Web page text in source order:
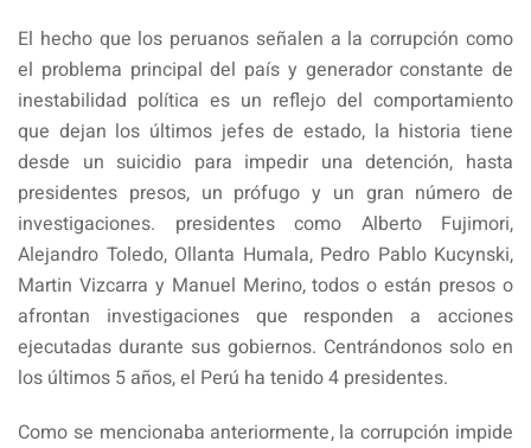
El hecho que los peruanos señalen a la corrupción como
el problema principal del país y generador constante de
inestabilidad política es un reflejo del comportamiento
que dejan los últimos jefes de estado, la historia tiene
desde un suicidio para impedir una detención, hasta
presidentes presos, un prófugo y un gran número de
investigaciones. presidentes como Alberto Fujimori,
Alejandro Toledo, Ollanta Humala, Pedro Pablo Kucynski,
Martin Vizcarra y Manuel Merino, todos o están presos o
afrontan investigaciones que responden a acciones
ejecutadas durante sus gobiernos. Centrándonos solo en
los últimos 5 años, el Perú ha tenido 4 presidentes.
Como se mencionaba anteriormente, la corrupción impide